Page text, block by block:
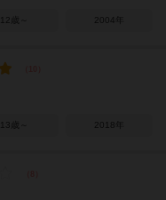
12歳～ 2004年
13歳～ 2018年